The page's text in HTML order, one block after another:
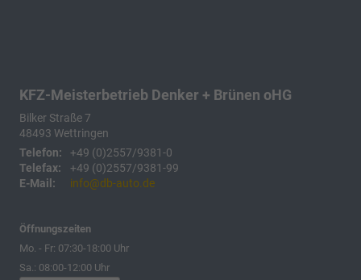
KFZ-Meisterbetrieb Denker + Brünen oHG
Bilker Straße 7
48493 Wettringen
Telefon:
+49 (0)2557/9381-0
Telefax:
+49 (0)2557/9381-99
E-Mail:
info@db-auto.de
Öffnungszeiten
Mo. - Fr: 07:30-18:00 Uhr
Sa.: 08:00-12:00 Uhr